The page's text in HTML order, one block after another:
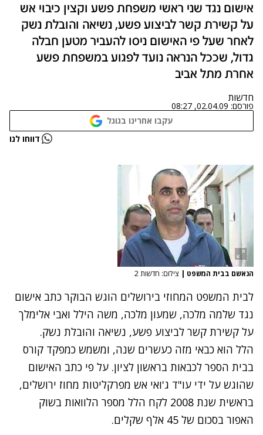
אישום נגד שני ראשי משפחת פשע וקצין כיבוי אש
על קשירת קשר לביצוע פשע, נשיאה והובלת נשק
לאחר שעל פי האישום ניסו להעביר מטען חבלה
גדול, שככל הנראה נועד לפגוע במשפחת פשע
אחרת מתל אביב
חדשות
פורסם: 02.04.09, 08:27
עקבו אחרינו בגוגל
דווחו לנו
הנאשם בבית המשפט | צילום: חדשות 2
לבית המשפט המחוזי בירושלים הוגש הבוקר כתב אישום
נגד שלמה מלכה, שמעון מלכה, משה הילל ואבי אלימלך
על קשירת קשר לביצוע פשע, נשיאה והובלת נשק.
הלל הוא כבאי מזה כעשרים שנה, ומשמש כמפקד קורס
בבית הספר לכבאות בראשון לציון. על פי כתב האישום
שהוגש על ידי עו"ד ג'ואי אש מפרקליטות מחוז ירושלים,
בראשית שנת 2008 לקח הלל מספר הלוואות בשוק
האפור בסכום של 45 אלף שקלים.